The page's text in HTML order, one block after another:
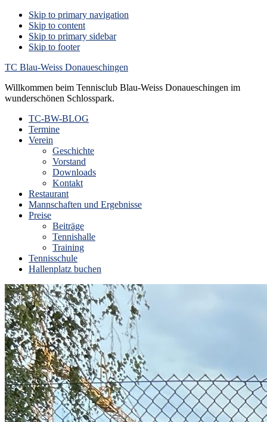
Skip to primary navigation
Skip to content
Skip to primary sidebar
Skip to footer
TC Blau-Weiss Donaueschingen
Willkommen beim Tennisclub Blau-Weiss Donaueschingen im
wunderschönen Schlosspark.
TC-BW-BLOG
Termine
Verein
Geschichte
Vorstand
Downloads
Kontakt
Restaurant
Mannschaften und Ergebnisse
Preise
Beiträge
Tennishalle
Training
Tennisschule
Hallenplatz buchen